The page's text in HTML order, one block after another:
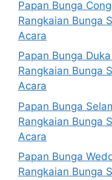
Papan Bunga
Rangkaian Bunga
Acara
Papan Bunga
Rangkaian Bunga
Acara
Papan Bunga
Rangkaian Bunga
Acara
Papan Bunga
Rangkaian Bunga